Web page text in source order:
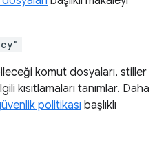
komut dosyaları, stiller
kısıtlamaları tanımlar. Daha
politikası başlıklı